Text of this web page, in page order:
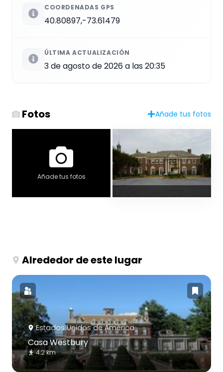
COORDENADAS GPS
40.80897,-73.61479
ÚLTIMA ACTUALIZACIÓN
3 de agosto de 2026 a las 20:35
Fotos Añade tus fotos
Añade tus fotos
Alrededor de este lugar
Estados Unidos de América
Casa Westbury
4.2 km